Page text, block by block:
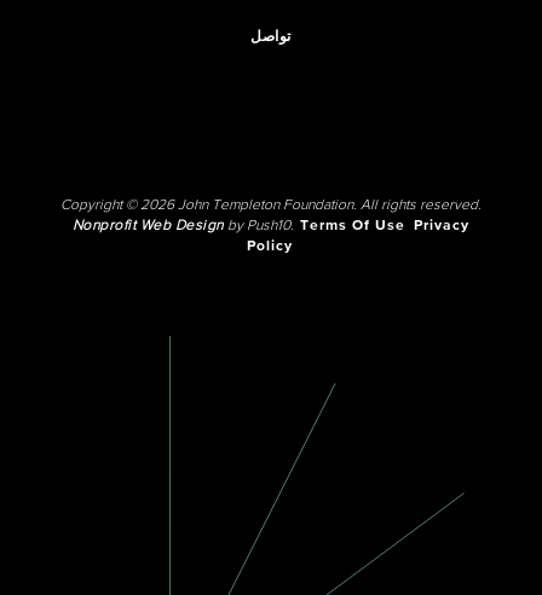
تواصل
Copyright © 2026 John Templeton Foundation. All rights reserved.
Nonprofit Web Designby Push10. Terms Of Use
Privacy
Policy